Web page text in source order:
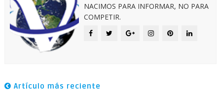
NACIMOS PARA INFORMAR, NO PARA
COMPETIR.
Artículo más reciente